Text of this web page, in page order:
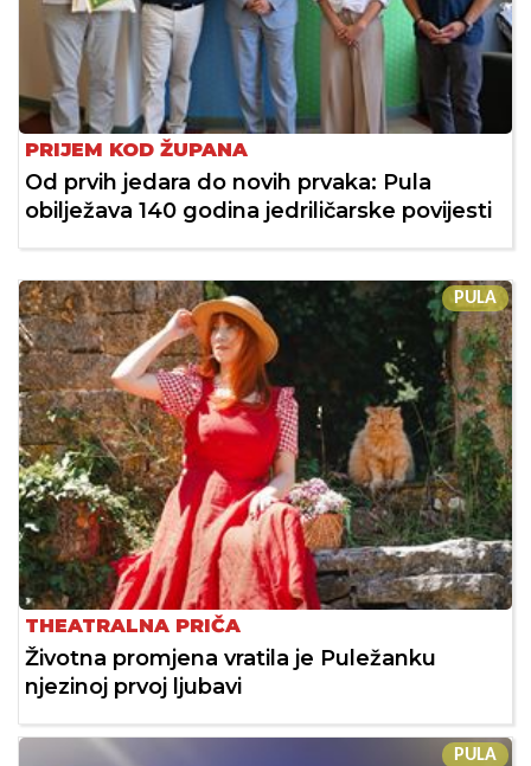
PRIJEM KOD ŽUPANA
Od prvih jedara do novih prvaka: Pula
obilježava 140 godina jedriličarske povijesti
PULA
THEATRALNA PRIČA
Životna promjena vratila je Puležanku
njezinoj prvoj ljubavi
PULA